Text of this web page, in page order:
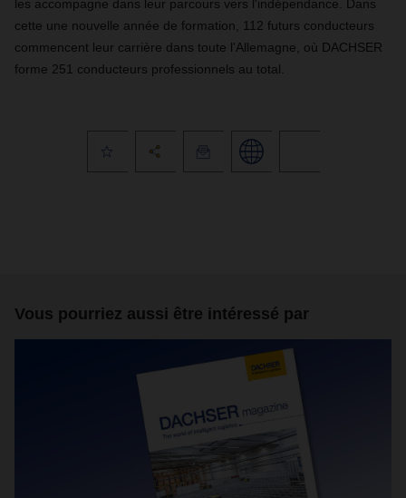
les accompagne dans leur parcours vers l'indépendance
Dans
cette une nouvelle année de formation, 112 futurs conducteurs
commencent leur carrière dans toute l'Allemagne, où DACHSER
forme 251 conducteurs professionnels au total.
Vous pourriez aussi être intéressé par